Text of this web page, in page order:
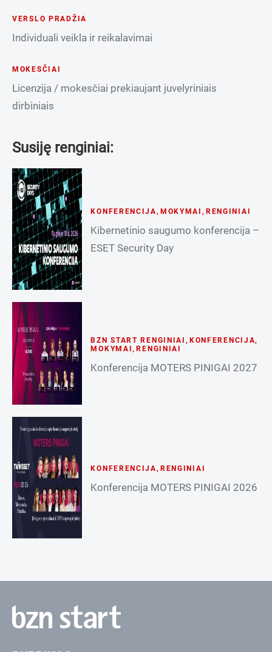
VERSLO PRADŽIA
Individuali veikla ir reikalavimai
MOKESČIAI
Licenzija / mokesčiai prekiaujant juvelyriniais
dirbiniais
Susiję renginiai:
KONFERENCIJA , MOKYMAI , RENGINIAI
Kibernetinio saugumo konferencija –
ESET Security Day
BZN START RENGINIAI , KONFERENCIJA,
MOKYMAI ,RENGINIAI
Konferencija MOTERS PINIGAI 2027
KONFERENCIJA, RENGINIAI
Konferencija MOTERS PINIGAI 2026